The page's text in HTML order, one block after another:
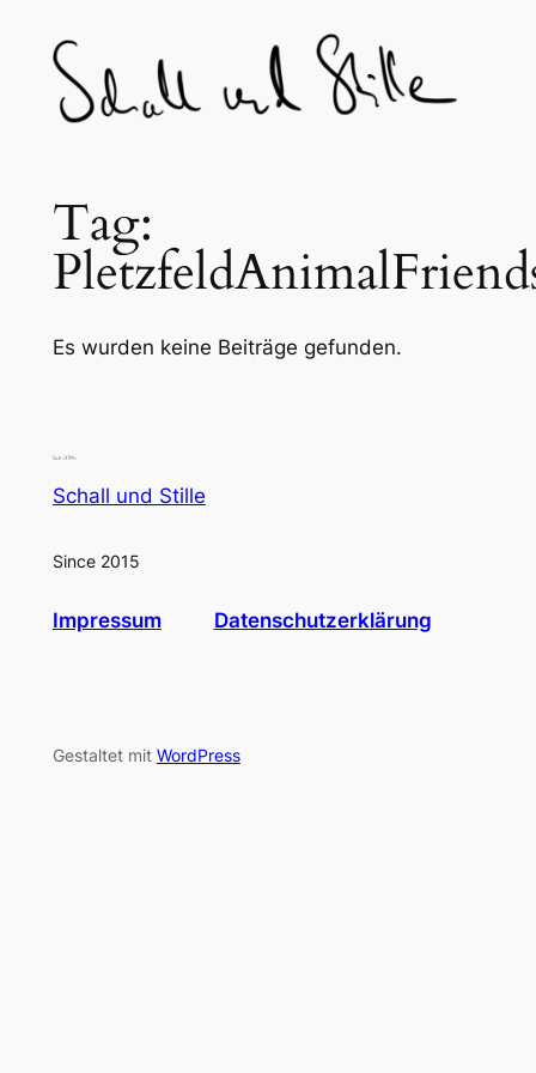
content
Tag:
Es wurden keine Beiträge gefunden.
Schall und Stille
Since 2015
Impressum Datenschutzerklärung
Gestaltet mit WordPress